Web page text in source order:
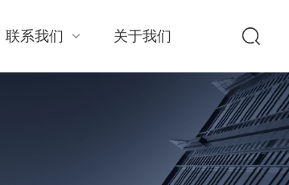
联系我们 关于我们